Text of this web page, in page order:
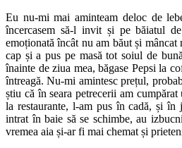
Eu nu-mi mai aminteam deloc de
încercasem să-l invit și pe băiatul
emoționată încât nu am băut și
cap și a pus pe masă tot soiul de
înainte de ziua mea, băgase Pepsi la
întreagă. Nu-mi amintesc prețul,
știu că în seara petrecerii am
la restaurante, l-am pus în cadă, și
intrat în baie să se schimbe, au
vremea aia și-ar fi mai chemat și